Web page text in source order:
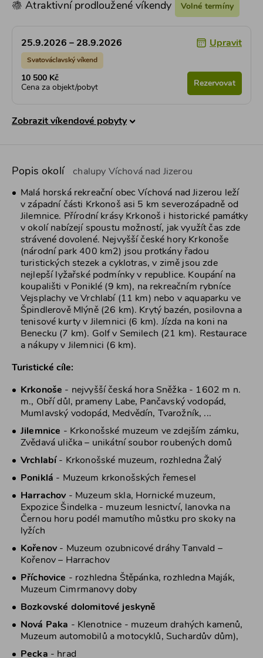
Atraktivní prodloužené víkendy Volné termíny
25.9.2026 – 28.9.2026 Upravit
Svatováclavský víkend
10 500 Kč
Cena za objekt/pobyt
Rezervovat
Zobrazit víkendové pobyty
Popis okolí chalupy Víchová nad Jizerou
Malá horská rekreační obec Víchová nad Jizerou leží
v západní části Krkonoš asi 5 km severozápadně od
Jilemnice. Přírodní krásy Krkonoš i historické památky
v okolí nabízejí spoustu možností, jak využít čas zde
strávené dovolené. Nejvyšší české hory Krkonoše
(národní park 400 km2) jsou protkány řadou
turistických stezek a cyklotras, v zimě jsou zde
nejlepší lyžařské podmínky v republice. Koupání na
koupališti v Poniklé (9 km), na rekreačním rybníce
Vejsplachy ve Vrchlabí (11 km) nebo v aquaparku ve
Špindlerově Mlýně (26 km). Krytý bazén, posilovna a
tenisové kurty v Jilemnici (6 km). Jízda na koni na
Benecku (7 km). Golf v Semilech (21 km). Restaurace
a nákupy v Jilemnici (6 km).
Turistické cíle:
Krkonoše - nejvyšší česká hora Sněžka - 1602 m n.
m., Obří důl, prameny Labe, Pančavský vodopád,
Mumlavský vodopád, Medvědín, Tvarožník, ...
Jilemnice - Krkonošské muzeum ve zdejším zámku,
Zvědavá ulička – unikátní soubor roubených domů
Vrchlabí - Krkonošské muzeum, rozhledna Žalý
Poniklá - Muzeum krkonošských řemesel
Harrachov - Muzeum skla, Hornické muzeum,
Expozice Šindelka - muzeum lesnictví, lanovka na
Černou horu podél mamutího můstku pro skoky na
lyžích
Kořenov - Muzeum ozubnicové dráhy Tanvald –
Kořenov – Harrachov
Příchovice - rozhledna Štěpánka, rozhledna Maják,
Muzeum Cimrmanovy doby
Bozkovské dolomitové jeskyně
Nová Paka - Klenotnice - muzeum drahých kamenů,
Muzeum automobilů a motocyklů, Suchardův dům),
Pecka - hrad